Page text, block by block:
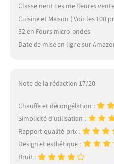
Classement des meilleures
Cuisine et Maison ( Voir les 100
32 en Fours micro-ondes
Date de mise en ligne sur
Note de la rédaction 17/20
Chauffe et décongélation :
Simplicité d’utilisation :
Rapport qualité-prix :
Design et esthétique :
Bruit :